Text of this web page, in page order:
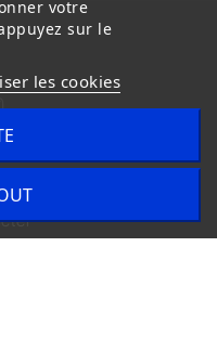
de Vente
votre
sur le
les cookies